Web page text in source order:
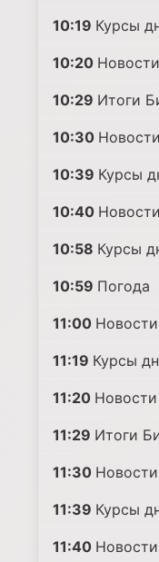
10:19 Курсы
10:20 Новости
10:29 Итоги
10:30 Новости
10:39 Курсы
10:40 Новости
10:58 Курсы
10:59 Погода
11:00 Новости
11:19 Курсы
11:20 Новости
11:29 Итоги
11:30 Новости
11:39 Курсы
11:40 Новости